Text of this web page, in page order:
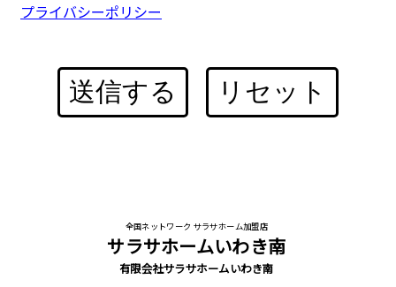
プライバシーポリシー
送信する リセット
全国ネットワーク サラサホーム加盟店
サラサホームいわき南
有限会社サラサホームいわき南